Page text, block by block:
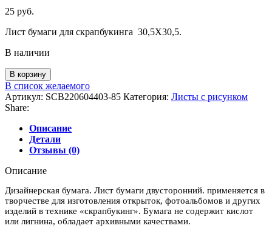
25 руб.
Лист бумаги для скрапбукинга 30,5Х30,5.
В наличии
Количество
товара
Лист
бумаги
"Цветочная
вышивка.
Вышивка
В корзину
В список желаемого
Артикул: SCB220604403-85 Категория: Листы c рисунком
Share:
Описание
Детали
Отзывы (0)
Описание
Дизайнерская бумага. Лист бумаги двусторонний. применяется в
творчестве для изготовления открыток, фотоальбомов и других
изделий в технике «скрапбукинг». Бумага не содержит кислот
или лигнина, обладает архивными качествами.